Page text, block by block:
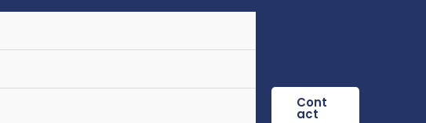
Cont
Act